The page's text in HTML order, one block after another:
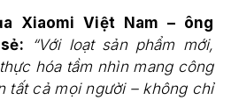
Xiaomi Việt Nam – ông
“Với loạt sản phẩm mới,
hóa tầm nhìn mang công
tất cả mọi người – không chỉ